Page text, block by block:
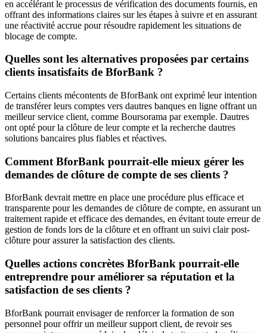
en accélérant le processus de vérification des documents fournis, en
offrant des informations claires sur les étapes à suivre et en assurant
une réactivité accrue pour résoudre rapidement les situations de
blocage de compte.
Quelles sont les alternatives proposées par certains
clients insatisfaits de BforBank ?
Certains clients mécontents de BforBank ont exprimé leur intention
de transférer leurs comptes vers dautres banques en ligne offrant un
meilleur service client, comme Boursorama par exemple. Dautres
ont opté pour la clôture de leur compte et la recherche dautres
solutions bancaires plus fiables et réactives.
Comment BforBank pourrait-elle mieux gérer les
demandes de clôture de compte de ses clients ?
BforBank devrait mettre en place une procédure plus efficace et
transparente pour les demandes de clôture de compte, en assurant un
traitement rapide et efficace des demandes, en évitant toute erreur de
gestion de fonds lors de la clôture et en offrant un suivi clair post-
clôture pour assurer la satisfaction des clients.
Quelles actions concrètes BforBank pourrait-elle
entreprendre pour améliorer sa réputation et la
satisfaction de ses clients ?
BforBank pourrait envisager de renforcer la formation de son
personnel pour offrir un meilleur support client, de revoir ses